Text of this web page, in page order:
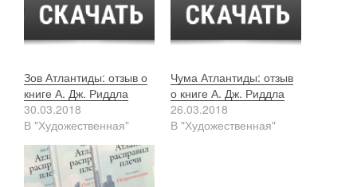
Зов Атлантиды: отзыв о
книге А. Дж. Риддла
30.03.2018
В "Художественная"
Чума Атлантиды: отзыв
о книге А. Дж. Риддла
26.03.2018
В "Художественная"